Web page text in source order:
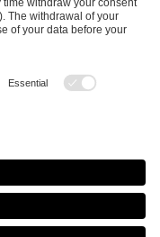
Terms of Use
Whistleblowing